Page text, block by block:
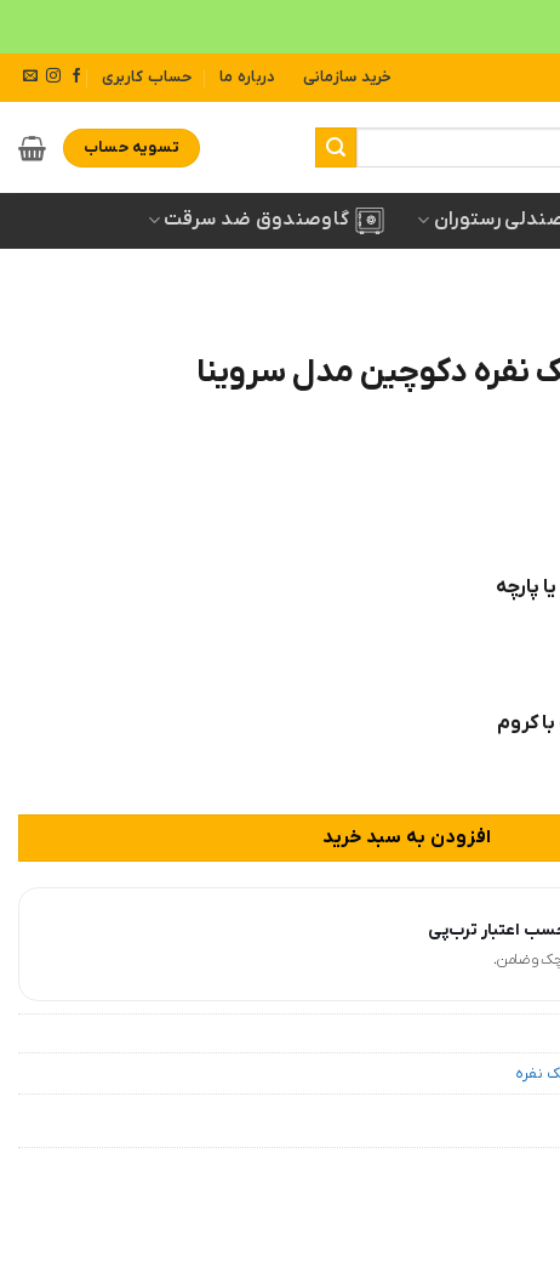
خرید سازمانی درباره ما حساب کاربری
تسویه حساب
رستوران گاوصندوق ضد سرقت
نفره دکوچین مدل سروینا
پارچه
کروم
مدل سروینا عدد
افزودن به سبد خرید
اعتبار ترب‌پی
نفره